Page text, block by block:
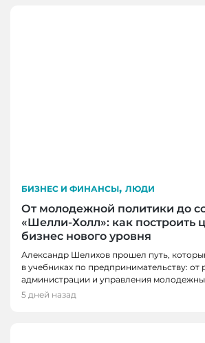
БИЗНЕС И ФИНАНСЫ, ЛЮДИ
От молодежной политики до
«Шелли-Холл»: как построить
бизнес нового уровня
Александр Шелихов прошел путь,
в учебниках по предпринимательству: от
администрации и управления
5 дней назад